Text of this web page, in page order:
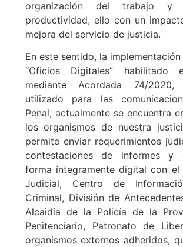
organización del trabajo y
productividad, ello con un
mejora del servicio de justicia.
En este sentido, la
“Oficios Digitales” habilitado
mediante Acordada 74/
utilizado para las
Penal, actualmente se encuentra
los organismos de nuestra
permite enviar requerimientos
contestaciones de informes y
forma íntegramente digital con el
Judicial, Centro de
Criminal, División de
Alcaidía de la Policía de la
Penitenciario, Patronato de
organismos externos adheridos,